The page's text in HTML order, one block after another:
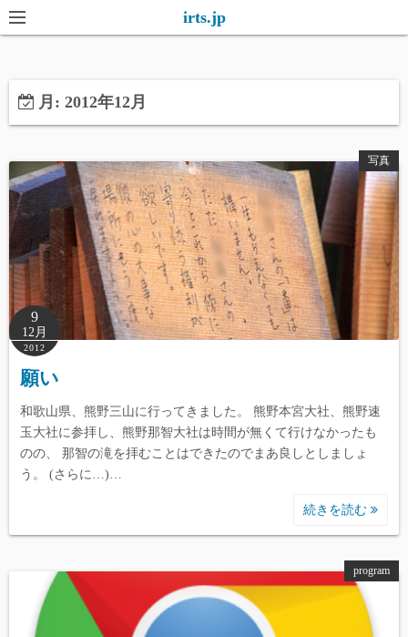
コ
ン
ン
へ
キ
ッ
irts.jp
月: 2012年12月
写真
9
12月
2012
願い
和歌山県、熊野三山に行ってきました。 熊野本宮大社、熊野速
玉大社に参拝し、熊野那智大社は時間が無くて行けなかったも
のの、 那智の滝を拝むことはできたのでまあ良しとしましょ
う。 (さらに…)…
続きを読む
program